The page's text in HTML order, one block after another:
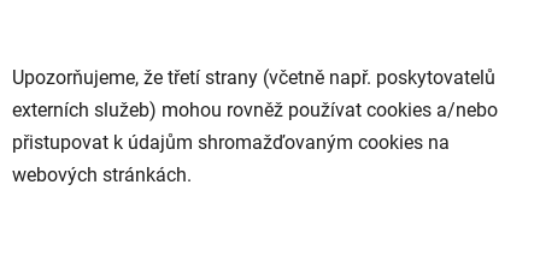
Upozorňujeme, že třetí strany (včetně např. poskytovatelů
externích služeb) mohou rovněž používat cookies a/nebo
přistupovat k údajům shromažďovaným cookies na
webových stránkách.